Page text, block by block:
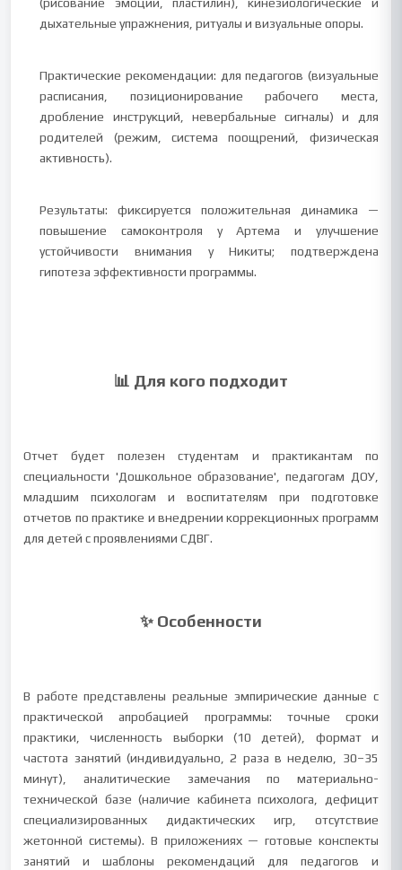
дыхательные упражнения, ритуалы и визуальные опоры.
Практические рекомендации: для педагогов (визуальные
расписания, позиционирование рабочего места,
дробление инструкций, невербальные сигналы) и для
родителей (режим, система поощрений, физическая
активность).
Результаты: фиксируется положительная динамика —
повышение самоконтроля у Артема и улучшение
устойчивости внимания у Никиты; подтверждена
гипотеза эффективности программы.
📊 Для кого подходит
Отчет будет полезен студентам и практикантам по
специальности 'Дошкольное образование', педагогам ДОУ,
младшим психологам и воспитателям при подготовке
отчетов по практике и внедрении коррекционных программ
для детей с проявлениями СДВГ.
✨ Особенности
В работе представлены реальные эмпирические данные с
практической апробацией программы: точные сроки
практики, численность выборки (10 детей), формат и
частота занятий (индивидуально, 2 раза в неделю, 30–35
минут), аналитические замечания по материально-
технической базе (наличие кабинета психолога, дефицит
специализированных дидактических игр, отсутствие
жетонной системы). В приложениях — готовые конспекты
занятий и шаблоны рекомендаций для педагогов и